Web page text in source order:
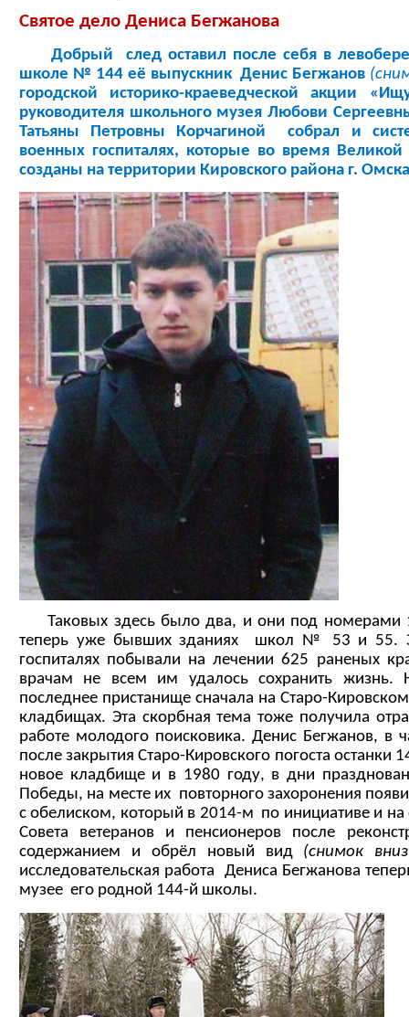
Святое дело Дениса Бегжанова
Добрый след оставил после себя в
школе № 144 её выпускник Денис Бегжанов
городской историко-краеведческой акции
руководителя школьного музея Любови
Татьяны Петровны Корчагиной собрал и
военных госпиталях, которые во время
созданы на территории Кировского района г.
Таковых здесь было два, и они под номерами
теперь уже бывших зданиях школ № 53 и 55.
госпиталях побывали на лечении 625 раненых
врачам не всем им удалось сохранить жизнь.
последнее пристанище сначала на Старо-
кладбищах. Эта скорбная тема тоже получила
работе молодого поисковика. Денис Бегжанов, в
после закрытия Старо-Кировского погоста
новое кладбище и в 1980 году, в дни
Победы, на месте их повторного захоронения
с обелиском, который в 2014-м по инициативе и на
Совета ветеранов и пенсионеров после
содержанием и обрёл новый вид (снимок
исследовательская работа Дениса Бегжанова
музее его родной 144-й школы.